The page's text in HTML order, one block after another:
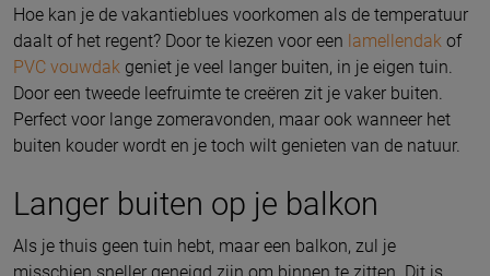
Hoe kan je de vakantieblues voorkomen als de temperatuur
daalt of het regent? Door te kiezen voor een lamellendak of
PVC vouwdak geniet je veel langer buiten, in je eigen tuin.
Door een tweede leefruimte te creëren zit je vaker buiten.
Perfect voor lange zomeravonden, maar ook wanneer het
buiten kouder wordt en je toch wilt genieten van de natuur.
Langer buiten op je balkon
Als je thuis geen tuin hebt, maar een balkon, zul je